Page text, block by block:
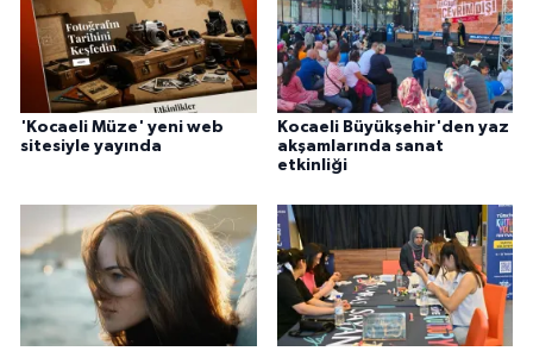
'Kocaeli Müze' yeni web
sitesiyle yayında
Kocaeli Büyükşehir'den yaz
akşamlarında sanat
etkinliği